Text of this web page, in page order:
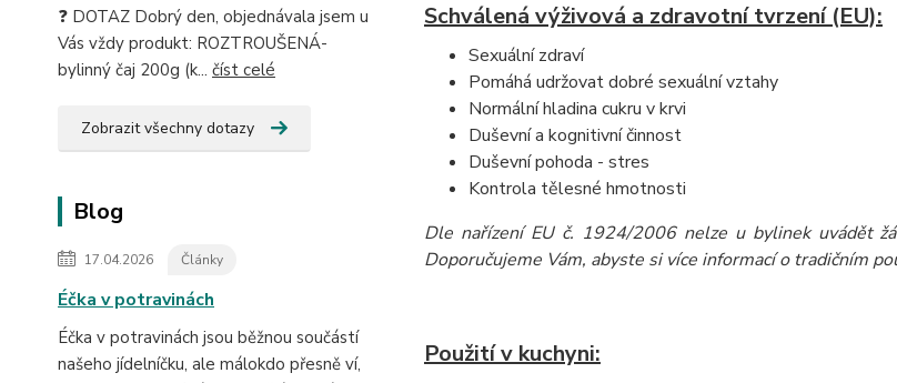
❓ DOTAZ Dobrý den, objednávala jsem u
Vás vždy produkt: ROZTROUŠENÁ-
bylinný čaj 200g (k... číst celé
Zobrazit všechny dotazy
Blog
17.04.2026 Články
Éčka v potravinách
Éčka v potravinách jsou běžnou součástí
našeho jídelníčku, ale málokdo přesně ví,
Schválená výživová a zdravotní tvrzení (EU):
Sexuální zdraví
Pomáhá udržovat dobré sexuální vztahy
Normální hladina cukru v krvi
Duševní a kognitivní činnost
Duševní pohoda - stres
Kontrola tělesné hmotnosti
Dle nařízení EU č. 1924/2006 nelze u bylinek uvádět
Doporučujeme Vám, abyste si více informací o tradičním
Použití v kuchyni: